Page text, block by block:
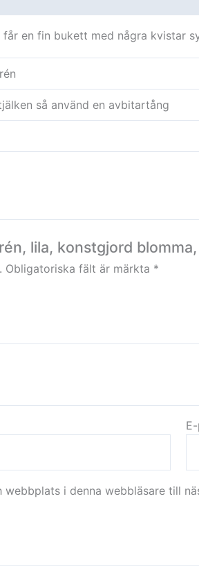
en fin bukett med några kvistar
så använd en avbitartång
lila, konstgjord blomma,
Obligatoriska fält är märkta *
i denna webbläsare till